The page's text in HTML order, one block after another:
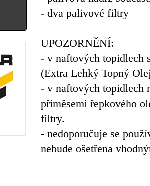
- dva palivové filtry
UPOZORNĚNÍ:
- v naftových topidlech
(Extra Lehký Topný
- v naftových topidlech
příměsemi řepkového
filtry.
- nedoporučuje se
nebude ošetřena